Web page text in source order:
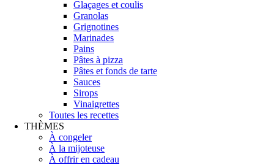
Glaçages et coulis
Granolas
Grignotines
Marinades
Pains
Pâtes à pizza
Pâtes et fonds de tarte
Sauces
Sirops
Vinaigrettes
Toutes les recettes
THÈMES
À congeler
À la mijoteuse
À offrir en cadeau